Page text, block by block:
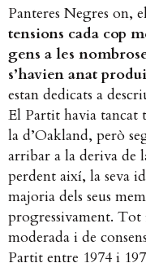
Panteres Negres on,
tensions cada cop
gens a les
s’havien anat
estan dedicats a
El Partit havia tancat
la d’Oakland, però
arribar a la deriva de
perdent així, la seva
majoria dels seus
progressivament.
moderada i de
Partit entre 1974 i